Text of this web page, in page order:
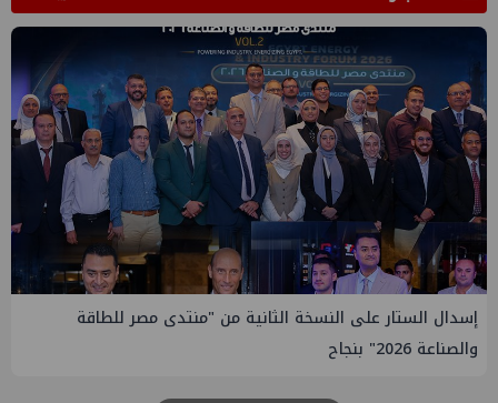
إيني تعين مديراً جديد لها في مصر